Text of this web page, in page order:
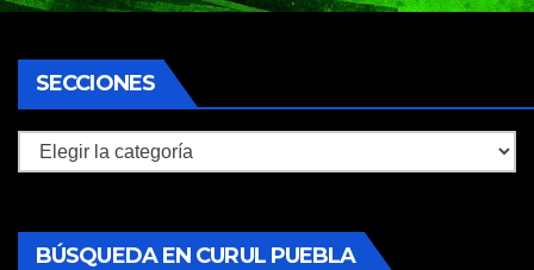
SECCIONES
Secciones
BÚSQUEDA EN CURUL PUEBLA